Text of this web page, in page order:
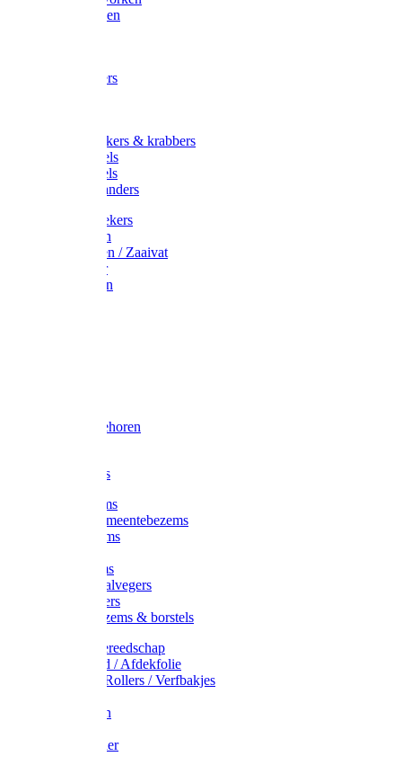
Vijgenvorken
Tuinkrabbers
Onkruidstekers & krabbers
Hartschoffels
Ruitschoffels
Onkruidbranders
Graskantstekers
Verticuteren
Strooiwagen / Zaaivat
Grasmaaier
Grasscharen
Slede toebehoren
Composters
Straatbezems
Stads- / Gemeentebezems
Terrasbezems
Gootbezems
Kamer-/Zaalvegers
Vloertrekkers
Onkruidbezems & borstels
Schildersgereedschap
Afplakband / Afdekfolie
Kwasten / Rollers / Verfbakjes
Afdekfoliën
Schuurpapier